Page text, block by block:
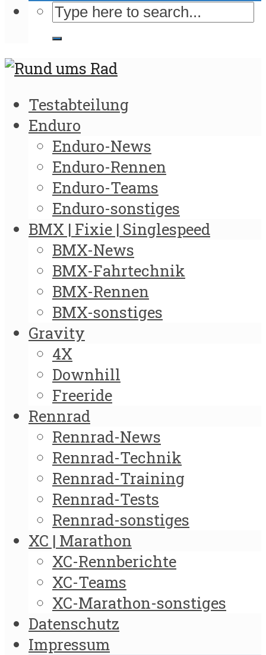
Testabteilung
Enduro
Enduro-News
Enduro-Rennen
Enduro-Teams
Enduro-sonstiges
BMX | Fixie | Singlespeed
BMX-News
BMX-Fahrtechnik
BMX-Rennen
BMX-sonstiges
Gravity
4X
Downhill
Freeride
Rennrad
Rennrad-News
Rennrad-Technik
Rennrad-Training
Rennrad-Tests
Rennrad-sonstiges
XC | Marathon
XC-Rennberichte
XC-Teams
XC-Marathon-sonstiges
Datenschutz
Impressum